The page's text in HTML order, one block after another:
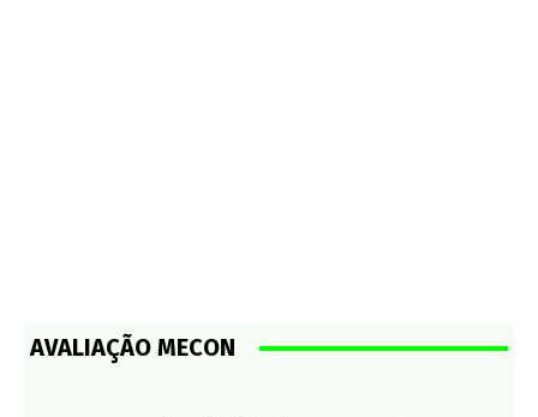
AVALIAÇÃO MECON